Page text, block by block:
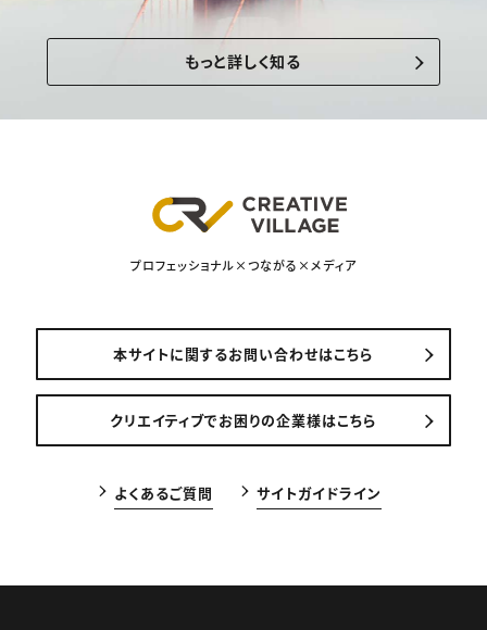
もっと詳しく知る
プロフェッショナル×つながる×メディア
本サイトに関するお問い合わせはこちら
クリエイティブでお困りの企業様はこちら
よくあるご質問 サイトガイドライン